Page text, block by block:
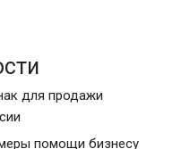
для продажи
помощи бизнесу